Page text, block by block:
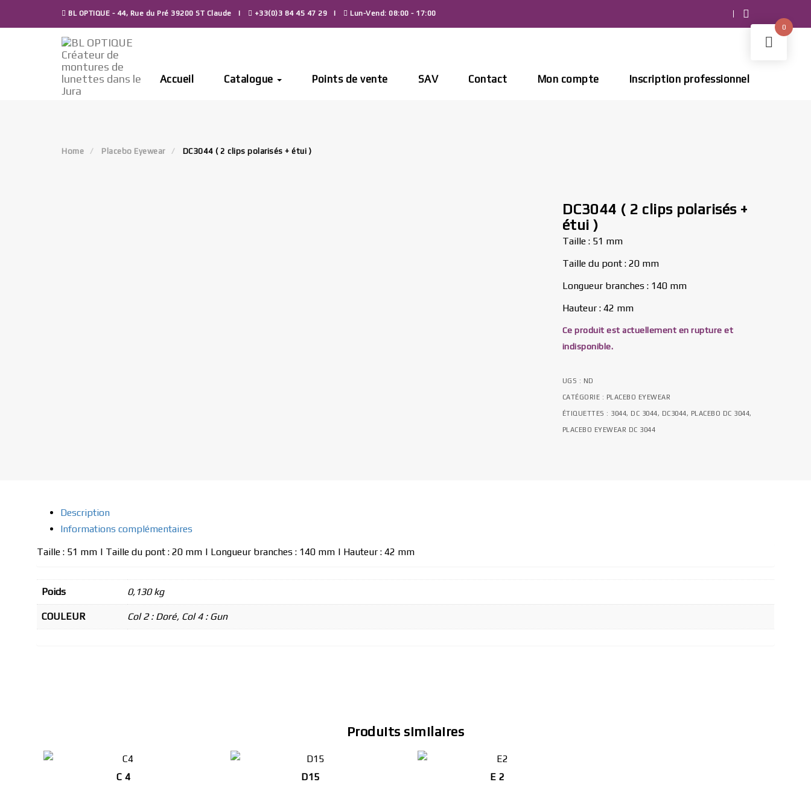
BL OPTIQUE - 44, Rue du Pré 39200 ST Claude +33(0)3 84 45 47 29 Lun-Vend: 08:00 - 17:00
Accueil Catalogue Points de vente SAV Contact Mon compte Inscription professionnel
Home Placebo Eyewear DC3044 ( 2 clips polarisés + étui )
DC3044 ( 2 clips polarisés +
étui )
Taille : 51 mm
Taille du pont : 20 mm
Longueur branches : 140 mm
Hauteur : 42 mm
Ce produit est actuellement en rupture et
indisponible.
UGS : ND
CATÉGORIE : PLACEBO EYEWEAR
ÉTIQUETTES : 3044, DC 3044, DC3044, PLACEBO DC 3044,
PLACEBO EYEWEAR DC 3044
Description
Informations complémentaires
Taille : 51 mm | Taille du pont : 20 mm | Longueur branches : 140 mm | Hauteur : 42 mm
Poids 0,130 kg
COULEUR Col 2 : Doré, Col 4 : Gun
Produits similaires
C 4 D15 E 2
0